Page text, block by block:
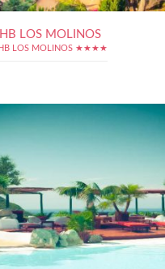
LOS MOLINOS
LOS MOLINOS ★★★★